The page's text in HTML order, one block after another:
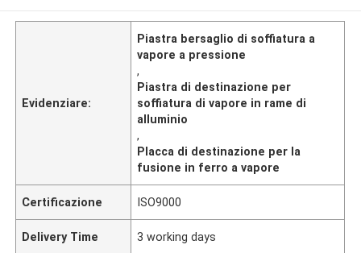
Evidenziare:
Piastra bersaglio di soffiatura a
vapore a pressione
,
Piastra di destinazione per
soffiatura di vapore in rame di
alluminio
,
Placca di destinazione per la
fusione in ferro a vapore
Certificazione ISO9000
Delivery Time 3 working days